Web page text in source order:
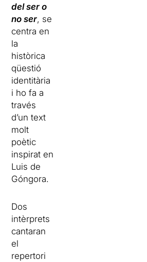
del ser o
no ser, se
centra en
la
històrica
qüestió
identitària
i ho fa a
través
d’un text
molt
poètic
inspirat en
Luis de
Góngora.
Dos
intèrprets
cantaran
el
repertori